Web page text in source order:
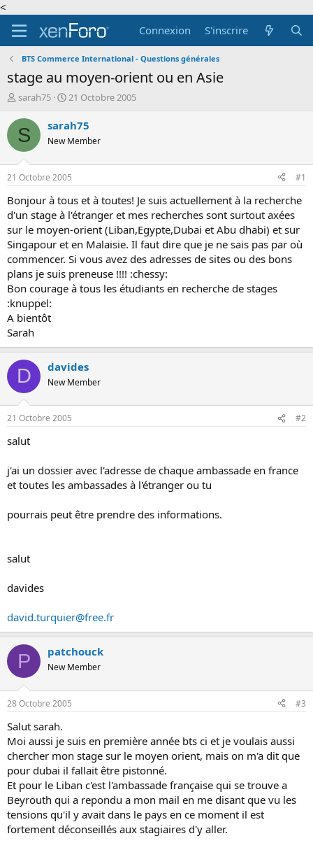
<
Connexion
S'inscrire
BTS Commerce International - Questions générales
stage au moyen-orient ou en Asie
A
t
e
r
d
e
l
d
i
s
c
u
s
o
n
sarah75
D
t
d
d
é
b
u
t
21 Octobre 2005
S sarah75
New Member
21 Octobre 2005 #1
Bonjour à tous et à toutes! Je suis actuellement à la recherche
d'un stage à l'étranger et mes recherches sont surtout axées
sur le moyen-orient (Liban,Egypte,Dubai et Abu dhabi) et sur
Singapour et en Malaisie. Il faut dire que je ne sais pas par où
commencer. Si vous avez des adresses de sites ou des bons
plans je suis preneuse !!!! :chessy:
Bon courage à tous les étudiants en recherche de stages
:knuppel:
A bientôt
Sarah
D davides
New Member
21 Octobre 2005 #2
salut
j'ai un dossier avec l'adresse de chaque ambassade en france
et toutes les ambassades à l'étranger ou tu
pourrais peut être prendre des informations.
salut
davides
david.turquier@free.fr
P patchouck
New Member
28 Octobre 2005 #3
Salut sarah.
Moi aussi je suis en première année bts ci et je voulais aussi
chercher mon stage sur le moyen orient, mais on m'a dit que
pour dubai il fallait être pistonné.
Et pour le Liban c'est l'ambassade française qui se trouve a
Beyrouth qui a repondu a mon mail en me disant que vu les
tensions qu'il y avait dans le pays en ce moment il est
fortement déconseillés aux stagiaires d'y aller.